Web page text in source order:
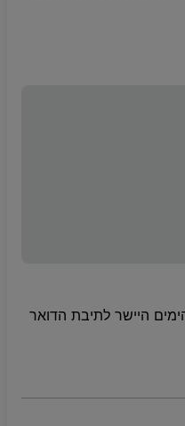
היישר לתיבת הדואר